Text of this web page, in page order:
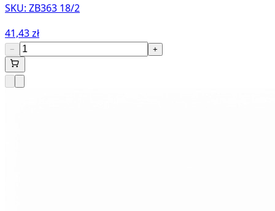
SKU: ZB363 18/2
41,43 zł
− +